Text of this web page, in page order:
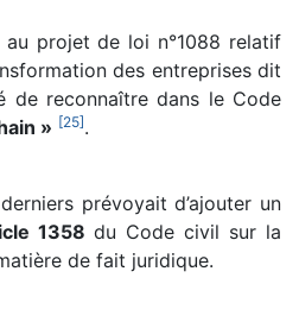
au projet de loi n°1088 relatif
des entreprises dit
de reconnaître dans le Code
» [25].
prévoyait d’ajouter un
1358 du Code civil sur la
de fait juridique.